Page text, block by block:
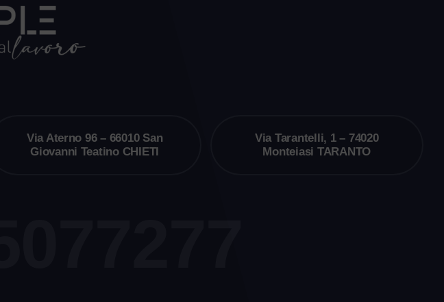
Via Aterno 96 – 66010 San
Giovanni Teatino CHIETI
Via Tarantelli, 1 – 74020
Monteiasi TARANTO